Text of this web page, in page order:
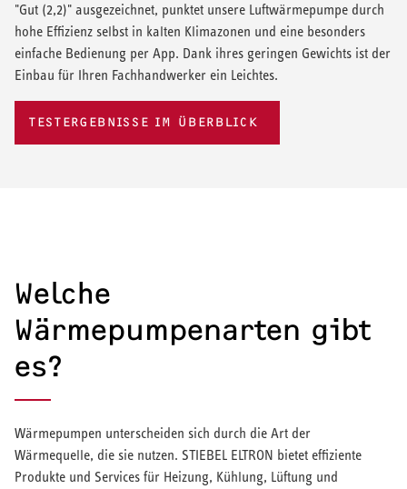
"Gut (2,2)" ausgezeichnet, punktet unsere Luftwärmepumpe durch
hohe Effizienz selbst in kalten Klimazonen und eine besonders
einfache Bedienung per App. Dank ihres geringen Gewichts ist der
Einbau für Ihren Fachhandwerker ein Leichtes.
TESTERGEBNISSE IM ÜBERBLICK
Welche
Wärmepumpenarten gibt
es?
Wärmepumpen unterscheiden sich durch die Art der
Wärmequelle, die sie nutzen. STIEBEL ELTRON bietet effiziente
Produkte und Services für Heizung, Kühlung, Lüftung und